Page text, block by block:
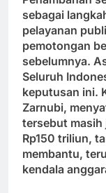
sebagai
pelayanan
pemotongan
sebelumnya.
Seluruh
keputusan ini.
Zarnubi,
tersebut masih
Rp150 triliun,
membantu,
kendala